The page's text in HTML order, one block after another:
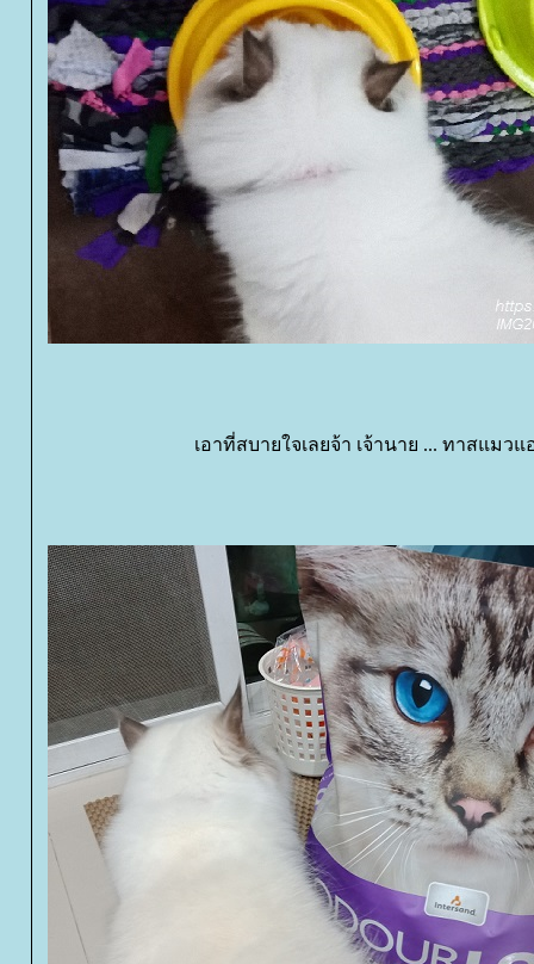
เอาที่สบายใจเลยจ้า เจ้านาย ... ทาสแมวแ